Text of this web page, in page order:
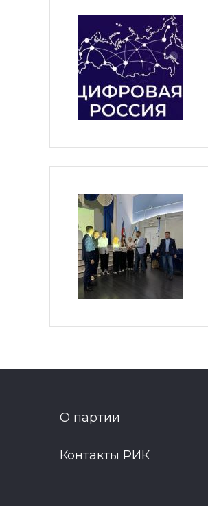
О партии
Контакты РИК